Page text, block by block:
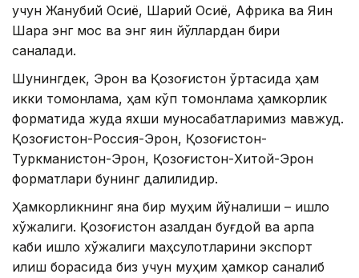
учун Жанубий Осиё, Шарқий Осиё, Африка ва Яқин
Шарққа энг мос ва энг яқин йўллардан бири
саналади.
Шунингдек, Эрон ва Қозоғистон ўртасида ҳам
икки томонлама, ҳам кўп томонлама ҳамкорлик
форматида жуда яхши муносабатларимиз мавжуд.
Қозоғистон-Россия-Эрон, Қозоғистон-
Туркманистон-Эрон, Қозоғистон-Хитой-Эрон
форматлари бунинг далилидир.
Ҳамкорликнинг яна бир муҳим йўналиши – қишлоқ
хўжалиги. Қозоғистон азалдан буғдой ва арпа
каби қишлоқ хўжалиги маҳсулотларини экспорт
қилиш борасида биз учун муҳим ҳамкор саналиб